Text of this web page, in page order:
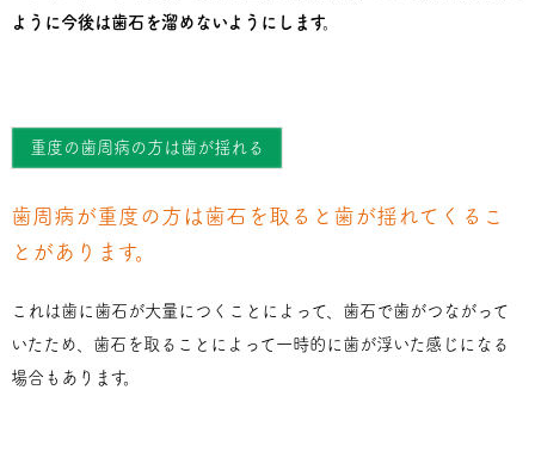
ように今後は歯石を溜めないようにします。
重度の歯周病の方は歯が揺れる
歯周病が重度の方は歯石を取ると歯が揺れてくるこ
とがあります。
これは歯に歯石が大量につくことによって、歯石で歯がつながって
いたため、歯石を取ることによって一時的に歯が浮いた感じになる
場合もあります。